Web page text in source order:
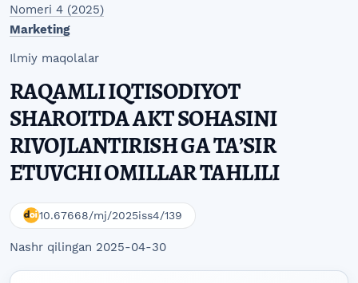
Nomeri 4 (2025)
Marketing
Ilmiy maqolalar
RAQAMLI IQTISODIYOT
SHAROITDA AKT SOHASINI
RIVOJLANTIRISH GA TAʼSIR
ETUVCHI OMILLAR TAHLILI
10.67668/mj/2025iss4/139
Nashr qilingan 2025-04-30